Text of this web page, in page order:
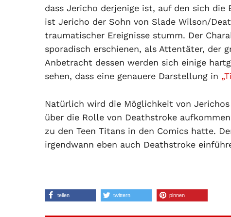
dass Jericho derjenige ist, auf den sich die
ist Jericho der Sohn von Slade Wilson/
traumatischer Ereignisse stumm. Der
sporadisch erschienen, als Attentäter, der
Anbetracht dessen werden sich einige
sehen, dass eine genauere Darstellung in
Natürlich wird die Möglichkeit von
über die Rolle von Deathstroke
zu den Teen Titans in den Comics hatte.
irgendwann eben auch Deathstroke
teilen twittern pinnen